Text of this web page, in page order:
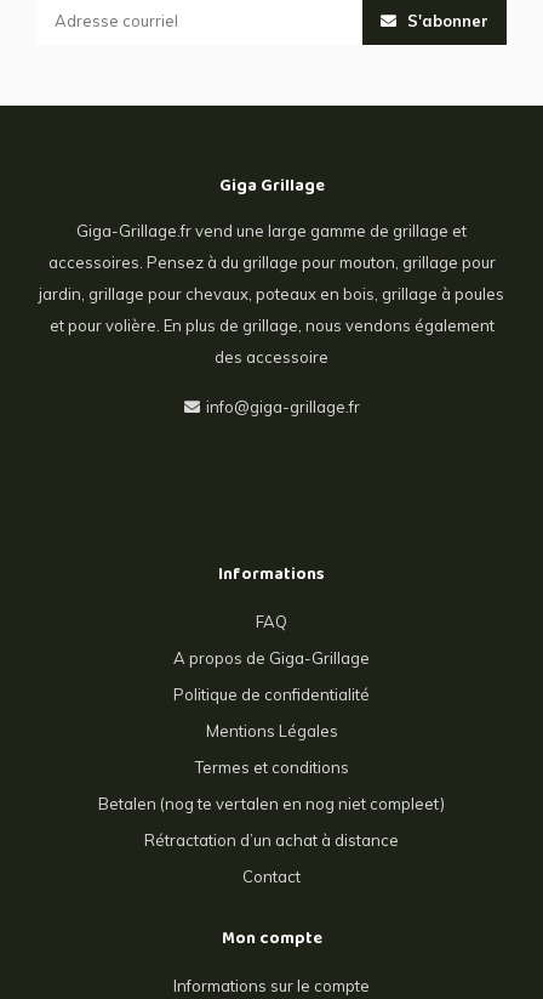
S'abonner
Giga Grillage
Giga-Grillage.fr vend une large gamme de grillage et
accessoires. Pensez à du grillage pour mouton, grillage pour
jardin, grillage pour chevaux, poteaux en bois, grillage à poules
et pour volière. En plus de grillage, nous vendons également
des accessoire
info@giga-grillage.fr
Informations
FAQ
A propos de Giga-Grillage
Politique de confidentialité
Mentions Légales
Termes et conditions
Betalen (nog te vertalen en nog niet compleet)
Rétractation d’un achat à distance
Contact
Mon compte
Informations sur le compte